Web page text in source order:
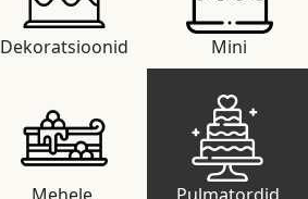
Dekoratsioonid Mini